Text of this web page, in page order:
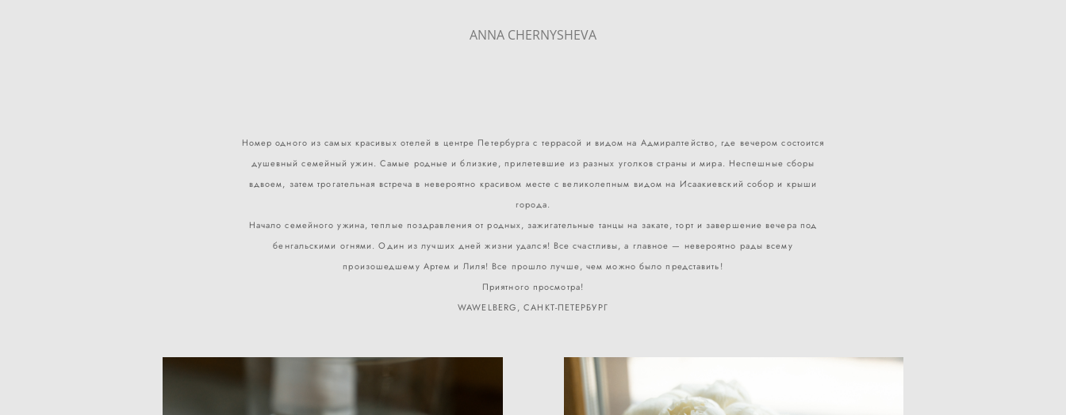
ANNA CHERNYSHEVA
Номер одного из самых красивых отелей в центре Петербурга с террасой и видом на Адмиралтейство, где вечером состоится
душевный семейный ужин. Самые родные и близкие, прилетевшие из разных уголков страны и мира. Неспешные сборы
вдвоем, затем трогательная встреча в невероятно красивом месте с великолепным видом на Исаакиевский собор и крыши
города.
Начало семейного ужина, теплые поздравления от родных, зажигательные танцы на закате, торт и завершение вечера под
бенгальскими огнями. Один из лучших дней жизни удался! Все счастливы, а главное — невероятно рады всему
произошедшему Артем и Лиля! Все прошло лучше, чем можно было представить!
Приятного просмотра!
WAWELBERG, САНКТ-ПЕТЕРБУРГ